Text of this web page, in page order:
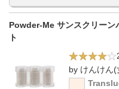
Powder-Me サンスクリーン
ト
by けんけん